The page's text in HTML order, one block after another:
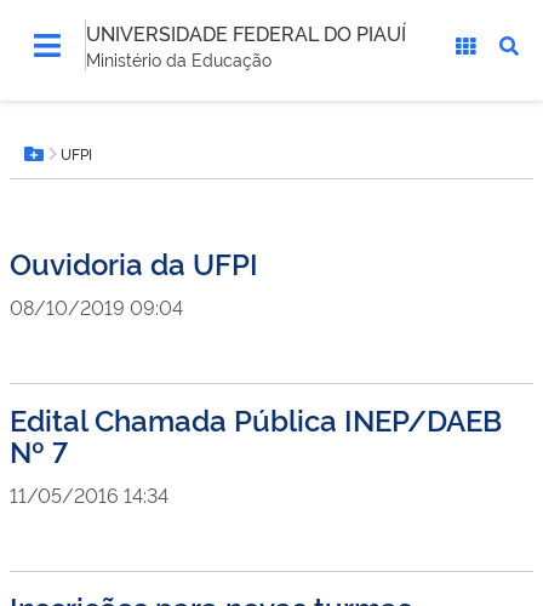
UNIVERSIDADE FEDERAL DO PIAUÍ
Ministério da Educação
está
aqui:Botão Menu
UFPI
Ouvidoria da UFPI
08/10/2019 09:04
Edital Chamada Pública INEP/DAEB
Nº 7
11/05/2016 14:34